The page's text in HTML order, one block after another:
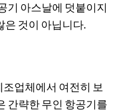
기 아스날에 덧붙이지
은 것이 아닙니다.
업체에서 여전히 보
간략한 무인 항공기를